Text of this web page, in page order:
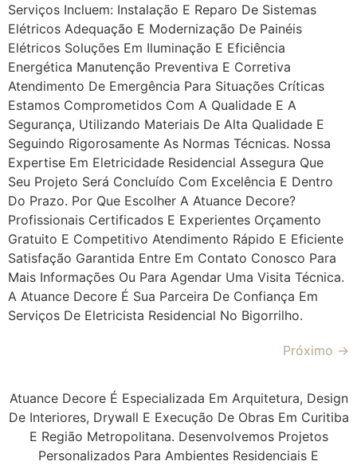
Serviços Incluem: Instalação E Reparo De Sistemas
Elétricos Adequação E Modernização De Painéis
Elétricos Soluções Em Iluminação E Eficiência
Energética Manutenção Preventiva E Corretiva
Atendimento De Emergência Para Situações Críticas
Estamos Comprometidos Com A Qualidade E A
Segurança, Utilizando Materiais De Alta Qualidade E
Seguindo Rigorosamente As Normas Técnicas. Nossa
Expertise Em Eletricidade Residencial Assegura Que
Seu Projeto Será Concluído Com Excelência E Dentro
Do Prazo. Por Que Escolher A Atuance Decore?
Profissionais Certificados E Experientes Orçamento
Gratuito E Competitivo Atendimento Rápido E Eficiente
Satisfação Garantida Entre Em Contato Conosco Para
Mais Informações Ou Para Agendar Uma Visita Técnica.
A Atuance Decore É Sua Parceira De Confiança Em
Serviços De Eletricista Residencial No Bigorrilho.
Próximo →
Atuance Decore É Especializada Em Arquitetura, Design
De Interiores, Drywall E Execução De Obras Em Curitiba
E Região Metropolitana. Desenvolvemos Projetos
Personalizados Para Ambientes Residenciais E